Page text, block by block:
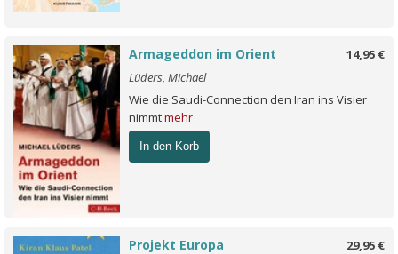
14,95 €
Armageddon im Orient
Lüders, Michael
Wie die Saudi-Connection den Iran ins Visier
nimmtmehr
In den Korb
29,95 €
Projekt Europa